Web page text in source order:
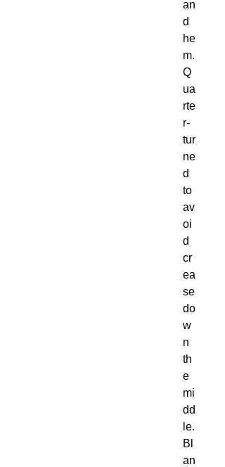
an
d
he
m.
Q
ua
rte
r-
tur
ne
d
to
av
oi
d
cr
ea
se
do
w
n
th
e
mi
dd
le.
Bl
an